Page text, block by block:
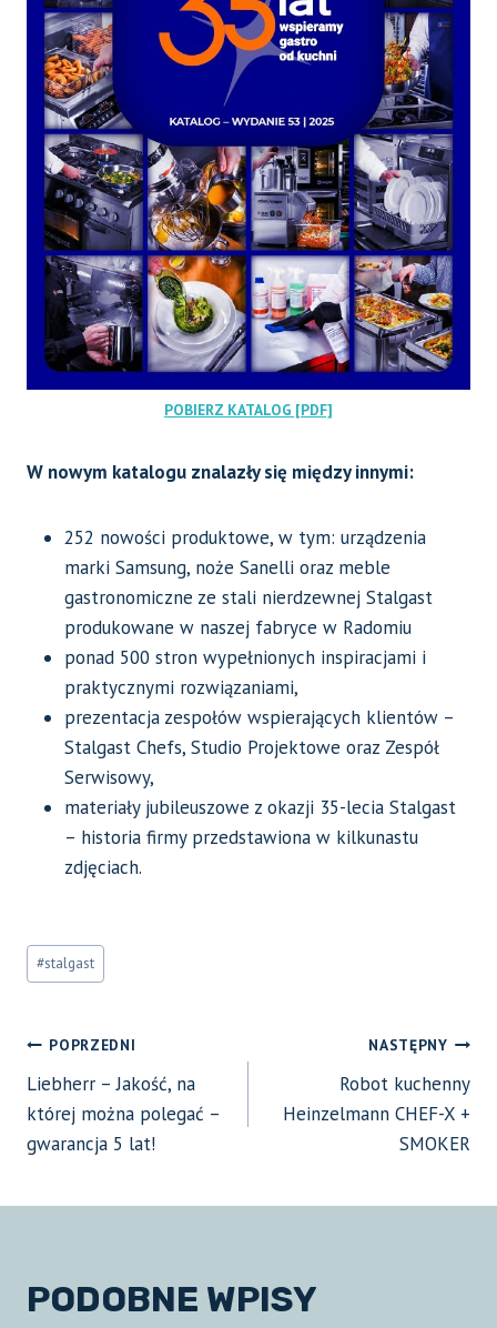
POBIERZ KATALOG [PDF]
W nowym katalogu znalazły się między innymi:
252 nowości produktowe, w tym: urządzenia
marki Samsung, noże Sanelli oraz meble
gastronomiczne ze stali nierdzewnej Stalgast
produkowane w naszej fabryce w Radomiu
ponad 500 stron wypełnionych inspiracjami i
praktycznymi rozwiązaniami,
prezentacja zespołów wspierających klientów –
Stalgast Chefs, Studio Projektowe oraz Zespół
Serwisowy,
materiały jubileuszowe z okazji 35-lecia Stalgast
– historia firmy przedstawiona w kilkunastu
zdjęciach.
Tagi
wpisu:
#stalgast
NAWIGACJA
WPISU
POPRZEDNI
Liebherr – Jakość, na
której można polegać –
gwarancja 5 lat!
NASTĘPNY
Robot kuchenny
Heinzelmann CHEF-X +
SMOKER
PODOBNE WPISY